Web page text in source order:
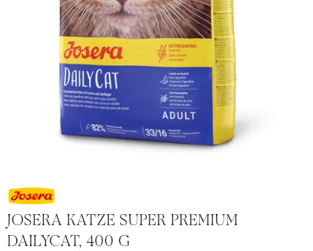
JOSERA KATZE SUPER PREMIUM
DAILYCAT, 400 G